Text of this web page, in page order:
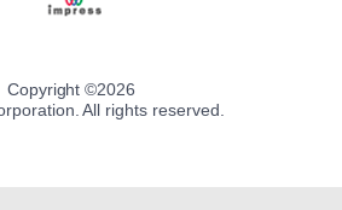
Copyright ©2026
All rights reserved.